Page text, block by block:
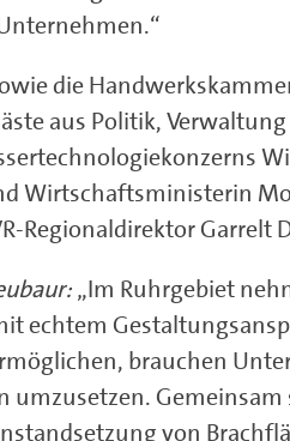
die
aus Politik,
Wirtschaftsministerin
Regionaldirektor Garrelt
„Im Ruhrgebiet
echtem
brauchen
von